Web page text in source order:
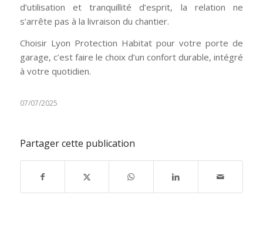
d’utilisation et tranquillité d’esprit, la relation ne
s’arrête pas à la livraison du chantier.
Choisir Lyon Protection Habitat pour votre porte de
garage, c’est faire le choix d’un confort durable, intégré
à votre quotidien.
07/07/2025
Partager cette publication